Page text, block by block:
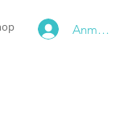
Anmelden